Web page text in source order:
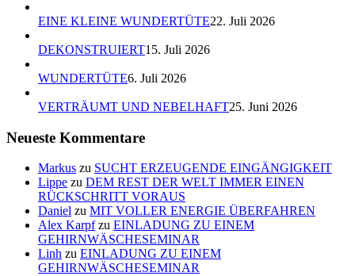
EINE KLEINE WUNDERTÜTE22. Juli 2026
DEKONSTRUIERT15. Juli 2026
WUNDERTÜTE6. Juli 2026
VERTRÄUMT UND NEBELHAFT25. Juni 2026
Neueste Kommentare
Markus zu SUCHT ERZEUGENDE EINGÄNGIGKEIT
Lippe zu DEM REST DER WELT IMMER EINEN
RÜCKSCHRITT VORAUS
Daniel zu MIT VOLLER ENERGIE ÜBERFAHREN
Alex Karpfzu EINLADUNG ZU EINEM
GEHIRNWÄSCHESEMINAR
Linh zu EINLADUNG ZU EINEM
GEHIRNWÄSCHESEMINAR